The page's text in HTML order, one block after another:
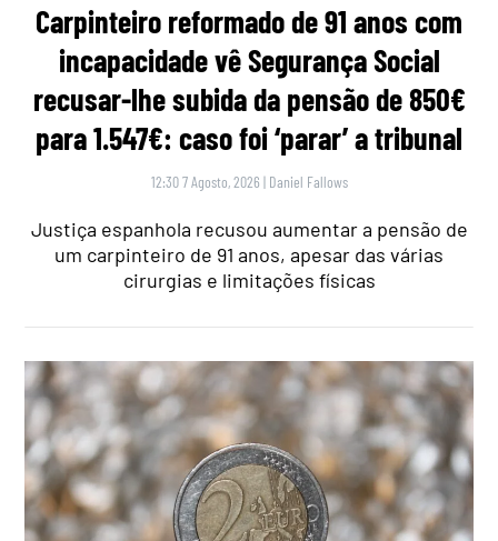
Carpinteiro reformado de 91 anos com
incapacidade vê Segurança Social
recusar-lhe subida da pensão de 850€
para 1.547€: caso foi ‘parar’ a tribunal
12:30 7 Agosto, 2026 | Daniel Fallows
Justiça espanhola recusou aumentar a pensão de
um carpinteiro de 91 anos, apesar das várias
cirurgias e limitações físicas